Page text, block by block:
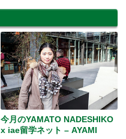
今月のYAMATO NADESHIKO
x iae留学ネット – AYAMI